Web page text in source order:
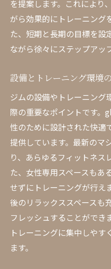
glish《グリッシ
女性向けジム ダイエ
効果的なダイエ
短期集中プログ
個別カウンセリ
ダイエットプラ
成功事例とモチ
筋力アップを目指す
筋力トレーニン
専用設備と器具
個別プログラム
効果的なトレー
トレーナーのサ
を提案します。これにより
がら効果的にトレーニング
た、短期と長期の目標を設
ながら徐々にステップアッ
設備とトレーニング環境
ジムの設備やトレーニング
際の重要なポイントです。
性のために設計された快適
提供しています。最新のマ
り、あらゆるフィットネス
た、女性専用スペースもあ
せずにトレーニングが行え
後のリラックススペースも
フレッシュすることができ
トレーニングに集中しや
ます。